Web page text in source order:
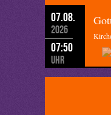
07.08.
2026
07:50
Uhr